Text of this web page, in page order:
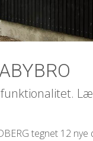
tegnet 12 nye